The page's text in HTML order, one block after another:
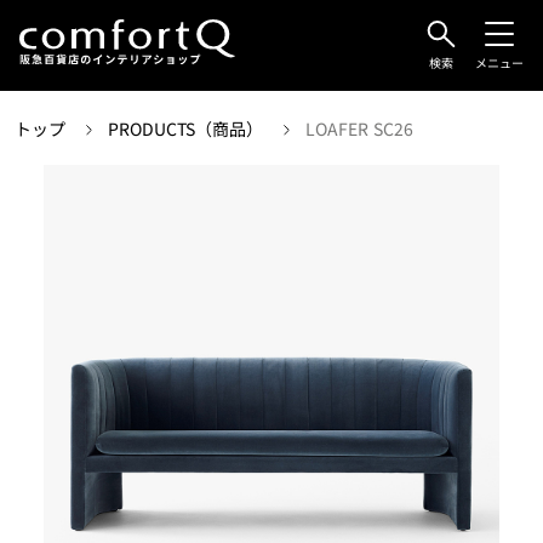
検索 メニュー
トップ PRODUCTS（商品） LOAFER SC26